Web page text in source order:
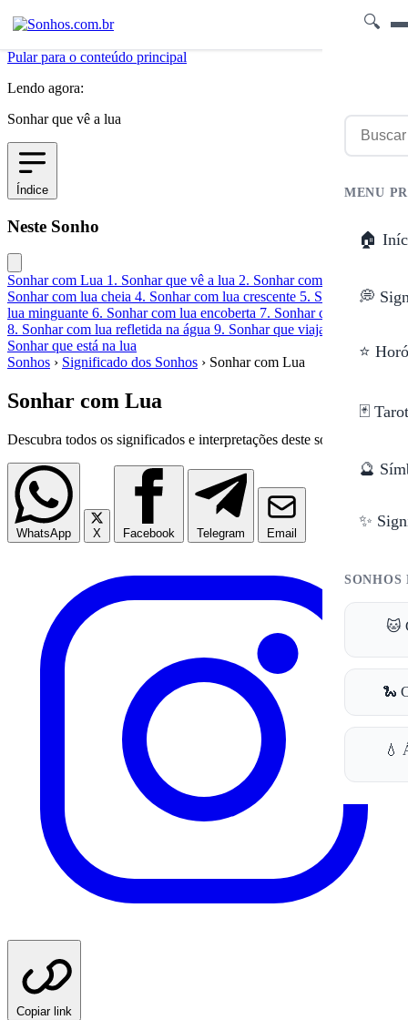
🔍
MENU
🏠
💭
⭐
🃏
🔮
✨
SONHOS
🐱
🐍
💧
Pular para o conteúdo principal
Lendo agora:
Sonhar que vê a lua
Índice
Neste Sonho
Sonhar com Lua 1. Sonhar que vê a lua 2. Sonhar com lua nova
Sonhar com lua cheia 4. Sonhar com lua crescente 5. Sonhar com
lua minguante 6. Sonhar com lua encoberta 7. Sonhar com luar claro
8. Sonhar com lua refletida na água 9. Sonhar que viaja à lua
Sonhar que está na lua
Sonhos › Significado dos Sonhos › Sonhar com Lua
Sonhar com Lua
Descubra todos os significados e interpretações deste sonho.
WhatsApp X Facebook Telegram Email
Copiar link